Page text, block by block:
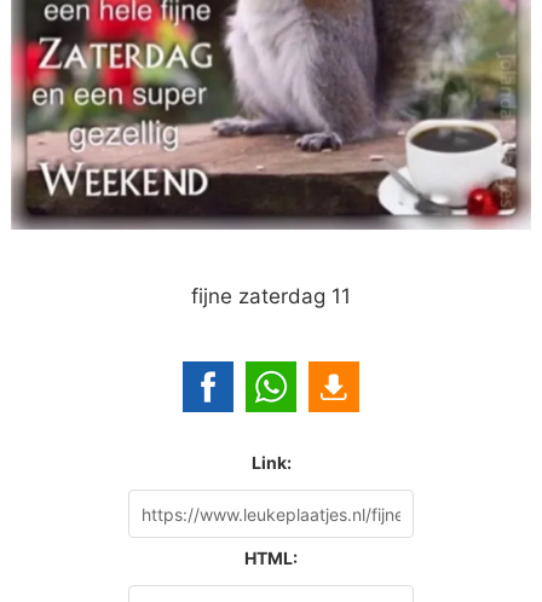
fijne zaterdag 11
Link:
HTML: